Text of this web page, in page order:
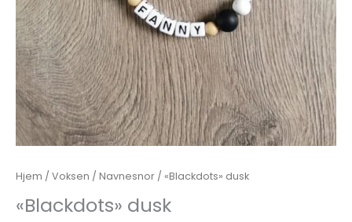
Hjem / Voksen / Navnesnor / «Blackdots» dusk
«Blackdots» dusk